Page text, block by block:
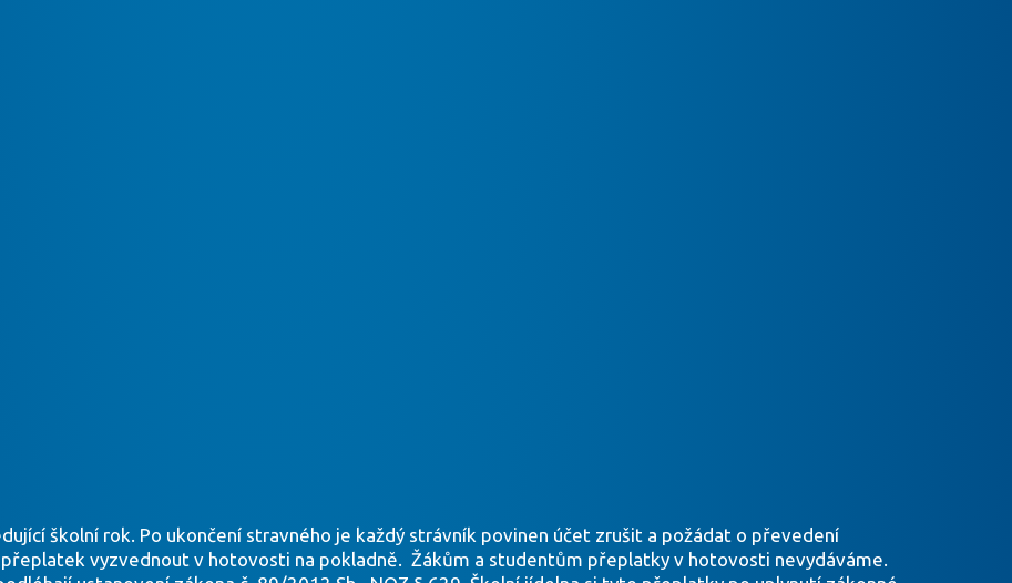
školní rok. Po ukončení stravného je každý strávník povinen účet zrušit a požádat o převedení
vyzvednout v hotovosti na pokladně. Žákům a studentům přeplatky v hotovosti nevydáváme.